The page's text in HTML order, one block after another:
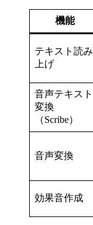
機能
テキスト読み
上げ
音声テキスト
変換
（Scribe）
音声変換
効果音作成